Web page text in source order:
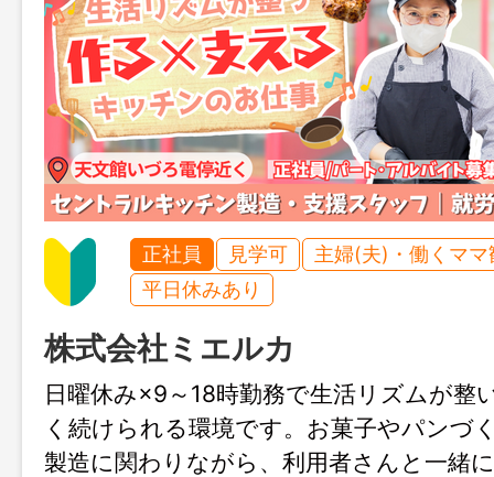
正社員 見学可
主婦(夫)・働くママ
平日休みあり
株式会社ミエルカ
日曜休み×9～18時勤務で生活リズムが整
く続けられる環境です。お菓子やパンづ
製造に関わりながら、利用者さんと一緒